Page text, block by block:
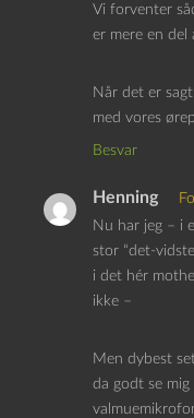
Vi forventer
er mere en del
Når det er
med vores
Besvar
Henning
Nu har jeg – i
stor “det-
i det hér
ikke –
Men dybest
da godt se